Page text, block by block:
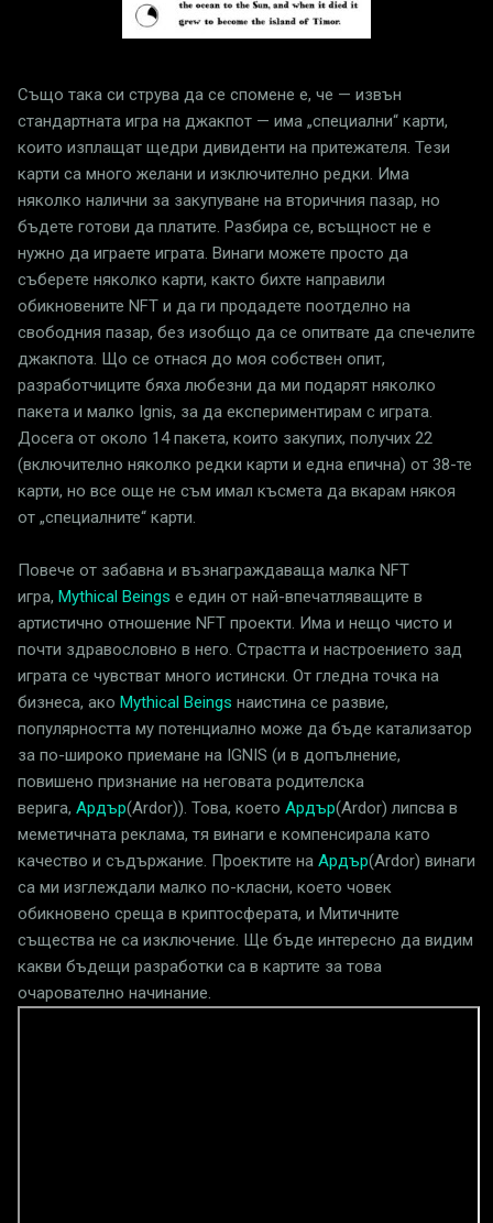
Също така си струва да се спомене е, че — извън
стандартната игра на джакпот — има „специални“ карти,
които изплащат щедри дивиденти на притежателя. Тези
карти са много желани и изключително редки. Има
няколко налични за закупуване на вторичния пазар, но
бъдете готови да платите. Разбира се, всъщност не е
нужно да играете играта. Винаги можете просто да
съберете няколко карти, както бихте направили
обикновените NFT и да ги продадете поотделно на
свободния пазар, без изобщо да се опитвате да спечелите
джакпота. Що се отнася до моя собствен опит,
разработчиците бяха любезни да ми подарят няколко
пакета и малко Ignis, за да експериментирам с играта.
Досега от около 14 пакета, които закупих, получих 22
(включително няколко редки карти и една епична) от 38-те
карти, но все още не съм имал късмета да вкарам някоя
от „специалните“ карти.
Повече от забавна и възнаграждаваща малка NFT
игра, Mythical Beings е един от най-впечатляващите в
артистично отношение NFT проекти. Има и нещо чисто и
почти здравословно в него. Страстта и настроението зад
играта се чувстват много истински. От гледна точка на
бизнеса, ако Mythical Beings наистина се развие,
популярността му потенциално може да бъде катализатор
за по-широко приемане на IGNIS (и в допълнение,
повишено признание на неговата родителска
верига, Ардър(Ardor)). Това, което Ардър(Ardor) липсва в
меметичната реклама, тя винаги е компенсирала като
качество и съдържание. Проектите на Ардър(Ardor) винаги
са ми изглеждали малко по-класни, което човек
обикновено среща в криптосферата, и Митичните
същества не са изключение. Ще бъде интересно да видим
какви бъдещи разработки са в картите за това
очарователно начинание.